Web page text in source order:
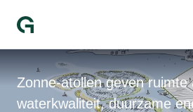
Zonne-atollen geven ruimte
waterkwaliteit, duurzame